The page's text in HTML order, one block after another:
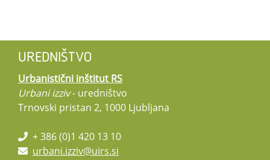
UREDNIŠTVO
Urbanistični inštitut RS
Urbani izziv- uredništvo
Trnovski pristan 2, 1000 Ljubljana
+ 386 (0)1 420 13 10
urbani.izziv@uirs.si